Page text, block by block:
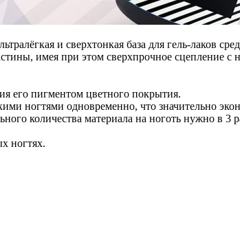
и сверхтонкая база для гель-лаков
имея при этом сверхпрочное сцепление
его пигментом цветного покрытия.
ногтями одновременно, что значительно
количества материала на ноготь нужно в
ногтях.